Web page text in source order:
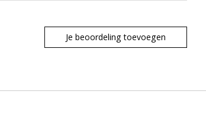
Je beoordeling toevoegen